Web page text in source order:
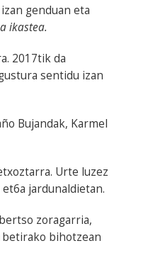
genduan eta
ikastea.
2017tik da
sentidu izan
Bujandak, Karmel
Urte luzez
jardunaldietan.
zoragarria,
betirako bihotzean